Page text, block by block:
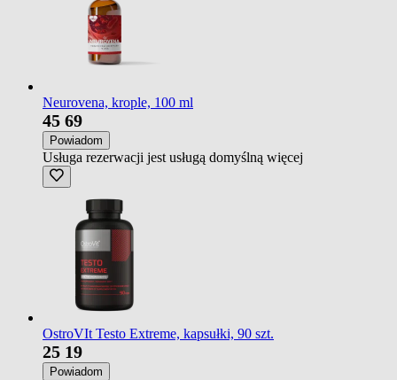
Neurovena, krople, 100 ml
45 69
Powiadom
Usługa rezerwacji jest usługą domyślną więcej
OstroVIt Testo Extreme, kapsułki, 90 szt.
25 19
Powiadom